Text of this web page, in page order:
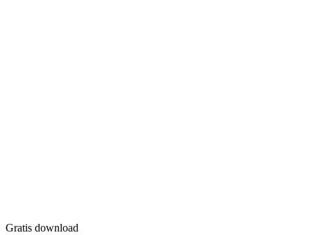
Gratis download